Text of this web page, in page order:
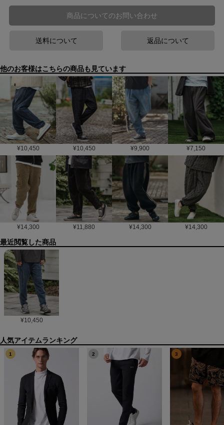
商品についてのお問い合わせ
送料について 返品について
他のお客様はこちらの商品も見ています
¥10,450 ¥10,450 ¥9,900 ¥7,150
¥14,300 ¥11,880 ¥14,300 ¥14,300
最近閲覧した商品
¥10,450
1 2 3